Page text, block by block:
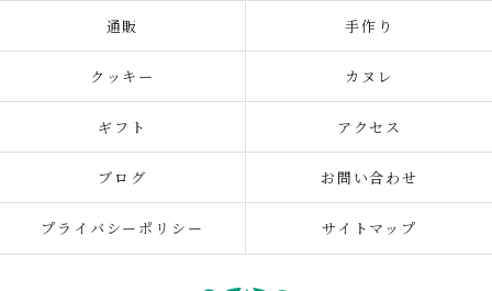
通販 手作り
クッキー カヌレ
ギフト アクセス
ブログ お問い合わせ
プライバシーポリシー サイトマップ